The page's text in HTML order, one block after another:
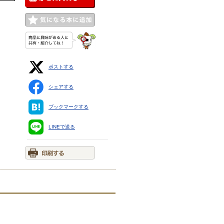
ポストする
シェアする
ブックマークする
LINEで送る